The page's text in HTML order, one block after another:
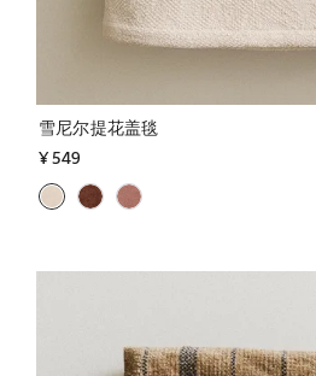
雪尼尔提花盖毯
¥ 549
图片已更改为 1 / 5